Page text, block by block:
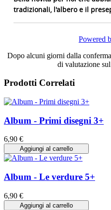
tradizionali, l'albero e il
Powered
Dopo alcuni giorni dalla
di valutazione
Prodotti Correlati
Album - Primi disegni 3+
6,90 €
Aggiungi al carrello
Album - Le verdure 5+
6,90 €
Aggiungi al carrello